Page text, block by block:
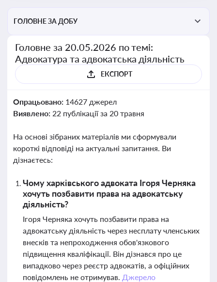
ГОЛОВНЕ ЗА ДОБУ
Головне за 20.05.2026 по темі:
Адвокатура та адвокатська діяльність
ЕКСПОРТ
Опрацьовано: 14627 джерел
Виявлено: 22 публікації за 20 травня
На основі зібраних матеріалів ми сформували
короткі відповіді на актуальні запитання. Ви
дізнаєтесь:
Чому харківського адвоката Ігоря Черняка
хочуть позбавити права на адвокатську
діяльність?
Ігоря Черняка хочуть позбавити права на
адвокатську діяльність через несплату членських
внесків та непроходження обов'язкового
підвищення кваліфікації. Він дізнався про це
випадково через реєстр адвокатів, а офіційних
повідомлень не отримував. Джерело